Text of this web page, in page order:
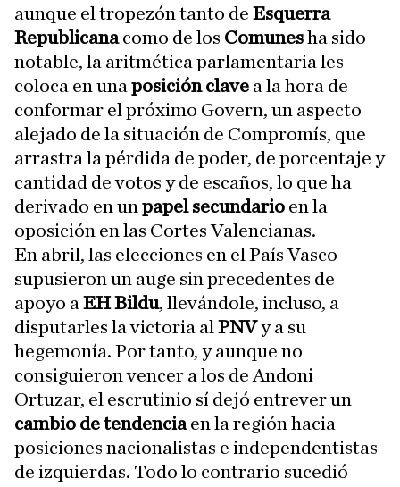
aunque el tropezón tanto de Esquerra
Republicanacomo de los Comunesha sido
notable, la aritmética parlamentaria les
coloca en una posición clave a la hora de
conformar el próximo Govern, un aspecto
alejado de la situación de Compromís, que
arrastra la pérdida de poder, de porcentaje y
cantidad de votos y de escaños, lo que ha
derivado en un papel secundario en la
oposición en las Cortes Valencianas.
En abril, las elecciones en el País Vasco
supusieron un auge sin precedentes de
apoyo a EH Bildu, llevándole, incluso, a
disputarles la victoria al PNVy a su
hegemonía. Por tanto, y aunque no
consiguieron vencer a los de Andoni
Ortuzar, el escrutinio sí dejó entrever un
cambio de tendenciaen la región hacia
posiciones nacionalistas e independentistas
de izquierdas. Todo lo contrario sucedió